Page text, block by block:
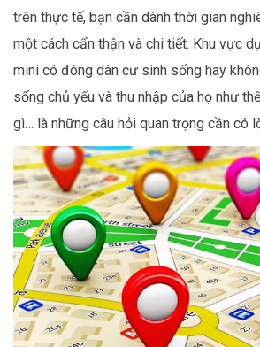
trên thực tế, bạn cần dành thời gian
một cách cẩn thận và chi tiết. Khu vực
mini có đông dân cư sinh sống hay
sống chủ yếu và thu nhập của họ như
gì… là những câu hỏi quan trọng cần có